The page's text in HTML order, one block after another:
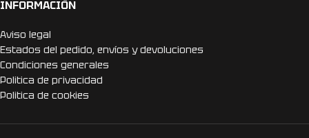
INFORMACIÓN
Aviso legal
Estados del pedido, envíos y devoluciones
Condiciones generales
Politica de privacidad
Politica de cookies